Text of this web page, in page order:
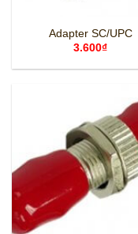
Adapter SC/UPC
3.600₫